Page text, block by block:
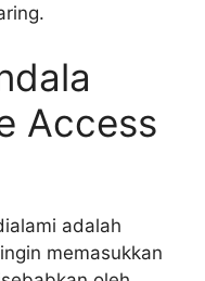
Access
adalah
memasukkan